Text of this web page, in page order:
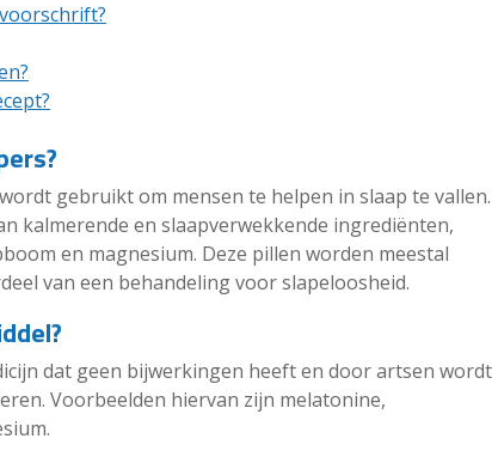
gebruikt om mensen te helpen in slaap te vallen.
kalmerende en slaapverwekkende ingrediënten,
en magnesium. Deze pillen worden meestal
van een behandeling voor slapeloosheid.
dat geen bijwerkingen heeft en door artsen wordt
Voorbeelden hiervan zijn melatonine,